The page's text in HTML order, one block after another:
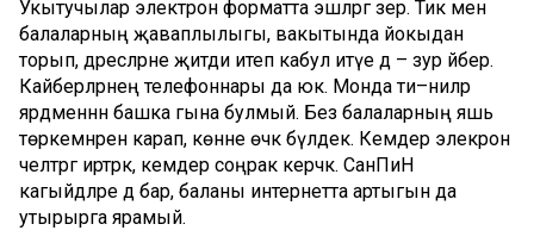
Укытучылар электрон форматта эшләргә әзер. Тик менә
балаларның җаваплылыгы, вакытында йокыдан
торып, дәресләрне җитди итеп кабул итүе дә – зур әйбер.
Кайберләрнең телефоннары да юк. Монда әти–әниләр
ярдәменнән башка гына булмый. Без балаларның яшь
төркемнәренә карап, көнне өчкә бүлдек. Кемдер элекрон
челтәргә иртәрәк, кемдер соңрак керәчәк. СанПиН
кагыйдәләре дә бар, баланы интернетта артыгын да
утырырга ярамый.